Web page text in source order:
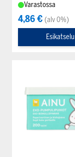
Varastossa
4,86 € (alv 0%)
Esikatselu